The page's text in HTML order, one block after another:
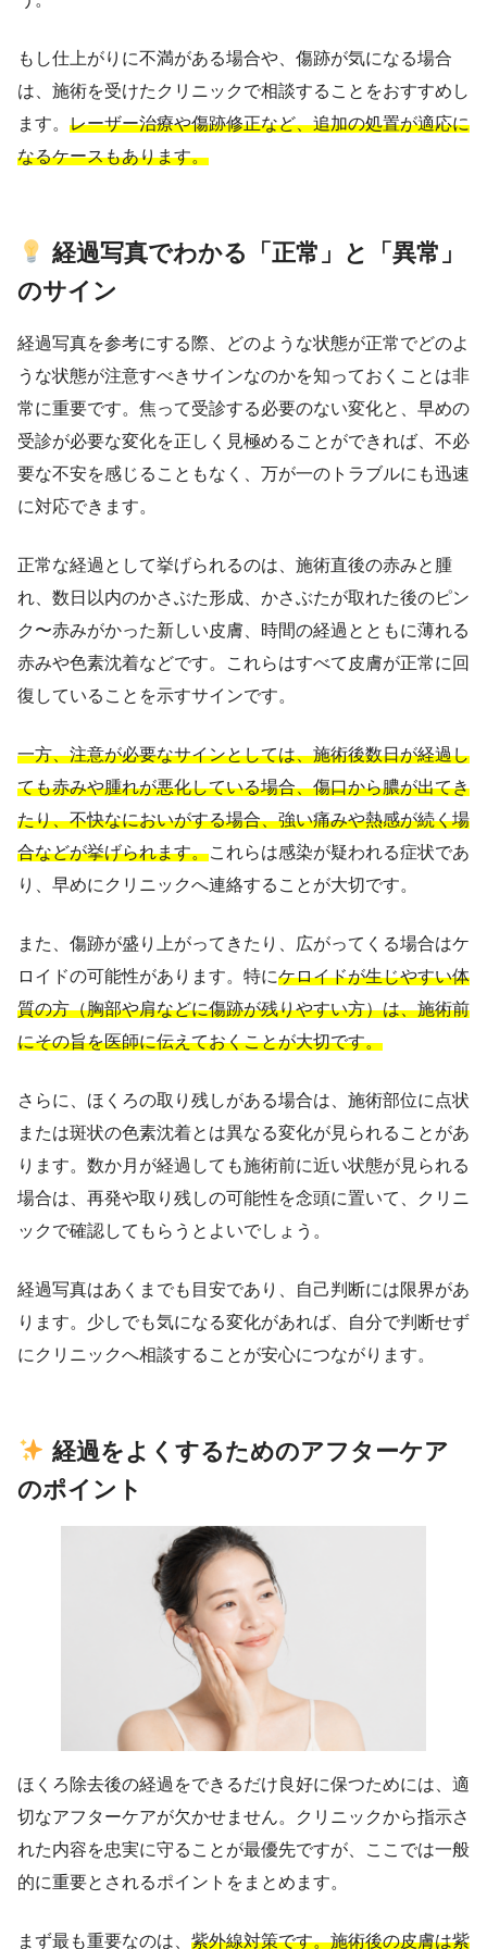
もし仕上がりに不満がある場合や、傷跡が気になる場合
は、施術を受けたクリニックで相談することをおすすめし
ます。 レーザー治療や傷跡修正など、追加の処置が適応に
なるケースもあります。
経過写真でわかる「正常」と「異常」
のサイン
経過写真を参考にする際、どのような状態が正常でどのよ
うな状態が注意すべきサインなのかを知っておくことは非
常に重要です。焦って受診する必要のない変化と、早めの
受診が必要な変化を正しく見極めることができれば、不必
要な不安を感じることもなく、万が一のトラブルにも迅速
に対応できます。
正常な経過として挙げられるのは、施術直後の赤みと腫
れ、数日以内のかさぶた形成、かさぶたが取れた後のピン
ク〜赤みがかった新しい皮膚、時間の経過とともに薄れる
赤みや色素沈着などです。これらはすべて皮膚が正常に回
復していることを示すサインです。
一方、注意が必要なサインとしては、施術後数日が経過し
ても赤みや腫れが悪化している場合、傷口から膿が出てき
たり、不快なにおいがする場合、強い痛みや熱感が続く場
合などが挙げられます。これらは感染が疑われる症状であ
り、早めにクリニックへ連絡することが大切です。
また、傷跡が盛り上がってきたり、広がってくる場合はケ
ロイドの可能性があります。特にケロイドが生じやすい体
質の方（胸部や肩などに傷跡が残りやすい方）は、施術前
にその旨を医師に伝えておくことが大切です。
さらに、ほくろの取り残しがある場合は、施術部位に点状
または斑状の色素沈着とは異なる変化が見られることがあ
ります。数か月が経過しても施術前に近い状態が見られる
場合は、再発や取り残しの可能性を念頭に置いて、クリニ
ックで確認してもらうとよいでしょう。
経過写真はあくまでも目安であり、自己判断には限界があ
ります。少しでも気になる変化があれば、自分で判断せず
にクリニックへ相談することが安心につながります。
経過をよくするためのアフターケア
のポイント
ほくろ除去後の経過をできるだけ良好に保つためには、適
切なアフターケアが欠かせません。クリニックから指示さ
れた内容を忠実に守ることが最優先ですが、ここでは一般
的に重要とされるポイントをまとめます。
まず最も重要なのは、 紫外線対策です。施術後の皮膚は紫